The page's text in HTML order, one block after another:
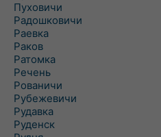
Пуховичи
Радошковичи
Раевка
Раков
Ратомка
Речень
Рованичи
Рубежевичи
Рудавка
Руденск